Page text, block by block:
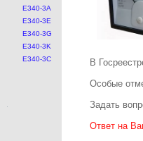
E340-3A
E340-3E
E340-3G
E340-3K
E340-3C
В
Особые
Задать
Ответ на